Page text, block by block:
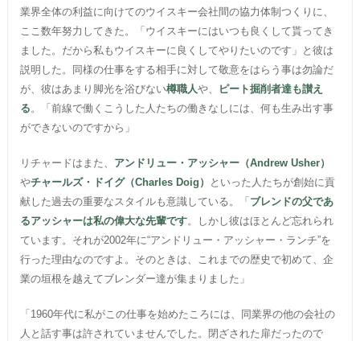
業界全体の利益に向けてのウイスキー会社間の協力体制つくりに、
ここ数年努力してきた。「ウイスキーにはいつも良くして貰ってき
ました。だから私もウイスキーに良くしてやりたいのです」と彼は
説明した。同様の仕事をする相手に対して敬意をはらう事は勿論だ
が、彼はあまり脚光を浴びない樽職人や、
ピート掘削者達も讃え
る 。「前線で働くこうした人たちの働きなしには、何も生み出す事
ができないのですから」
リチャードはまた、 アンドリュー・アッシャー（Andrew Usher）
やチャールズ・ドイグ（Charles Doig）
といった人たちが創始に貢
献した過去の重要なスタイルも意識している。「 ブレンドの父であ
るアッシャーは私の偉大な先輩です。しかし彼はほとんど忘れられ
ています。それが2002年に“アンドリュー・アッシャー・ランチ”を
行った理由なのですよ。そのときは、これまでの歴史で初めて、企
業の垣根を越えてブレンダー達が集まりました」
「1960年代に私がこの仕事を始めたころには、同業界の他の会社の
人と話す事は許されていませんでした。閉ざされた扉だったので